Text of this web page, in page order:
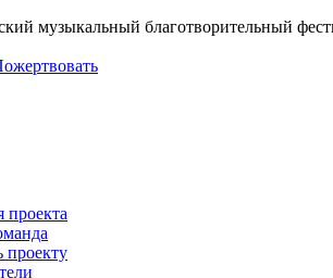
музыкальный благотворительный
проекта